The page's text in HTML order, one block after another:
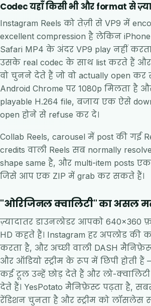
Codec यहाँ किसी भी और format से
Instagram Reels को तेज़ी से VP9 में
excellent compression है लेकिन
Safari MP4 के अंदर VP9 play नहीं
उसके real codec के साथ list करते हैं
वो चुनने देते हैं जो वो actually open
Android Chrome पर 1080p मिलता है
playable H.264 file, बजाय एक ऐसे
open होने से refuse कर दे।
Collab Reels, carousel में post की गई
credits वाली Reels सब normally
shape same है, और multi-item posts
जिसे आप एक ZIP में grab कर सकते हैं।
"ओरिजिनल क्वालिटी" का असल
ज़्यादातर डाउनलोडर आपको
HD कहते हैं। Instagram हर अपलोड की
करता है, और अच्छी वाली DASH
और ऑडियो स्ट्रीम के रूप में छिपी होती
कई टूल उन्हें छोड़ देते हैं और लो-क्वालिटी
देते हैं। YesPotato मैनिफ़ेस्ट पढ़ता है,
रेंडिशन चुनता है और स्ट्रीम को लॉसलेस